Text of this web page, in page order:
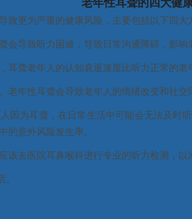
老年性耳聋的四大健
致更为严重的健康风险，主要包括以下四大
会导致听力困难，导致日常沟通障碍，影
耳聋老年人的认知衰退速度比听力正常的
老年性耳聋会导致老年人的情绪改变和社交
因为耳聋，在日常生活中可能会无法及时
的意外风险发生率。
该去医院耳鼻喉科进行专业的听力检测，以